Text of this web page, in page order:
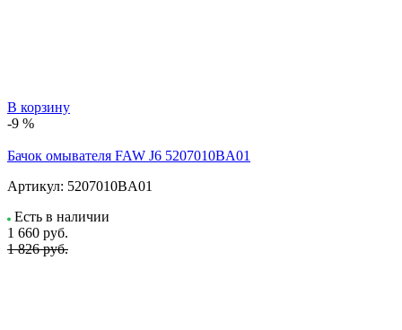
В корзину
-9 %
Бачок омывателя FAW J6 5207010BA01
Артикул: 5207010BA01
Есть в наличии
1 660 руб.
1 826 руб.